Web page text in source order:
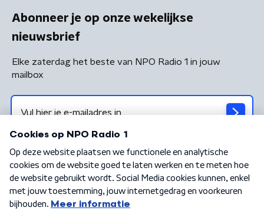
Abonneer je op onze wekelijkse
nieuwsbrief
Elke zaterdag het beste van NPO Radio 1 in jouw
mailbox
Algemene voorwaarden